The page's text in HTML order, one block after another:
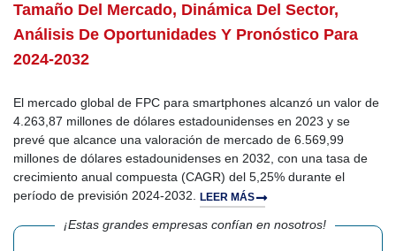
Tamaño Del Mercado, Dinámica Del Sector,
Análisis De Oportunidades Y Pronóstico Para
2024-2032
El mercado global de FPC para smartphones alcanzó un valor de
4.263,87 millones de dólares estadounidenses en 2023 y se
prevé que alcance una valoración de mercado de 6.569,99
millones de dólares estadounidenses en 2032, con una tasa de
crecimiento anual compuesta (CAGR) del 5,25% durante el
período de previsión 2024-2032. LEER MÁS
¡Estas grandes empresas confían en nosotros!